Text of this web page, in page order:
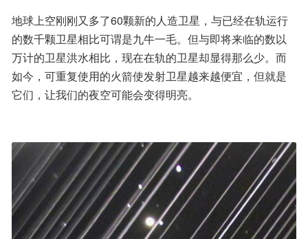
地球上空刚刚又多了60颗新的人造卫星，与已经在轨运行
的数千颗卫星相比可谓是九牛一毛。但与即将来临的数以
万计的卫星洪水相比，现在在轨的卫星却显得那么少。而
如今，可重复使用的火箭使发射卫星越来越便宜，但就是
它们，让我们的夜空可能会变得明亮。